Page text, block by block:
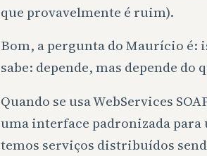
que provavelmente é ruim).
Bom, a pergunta do Maurício é:
sabe: depende, mas depende do
Quando se usa WebServices
uma interface padronizada para
temos serviços distribuídos